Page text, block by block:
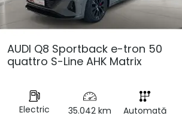
AUDI Q8 Sportback e-tron 50
quattro S-Line AHK Matrix
Electric 35.042 km Automată